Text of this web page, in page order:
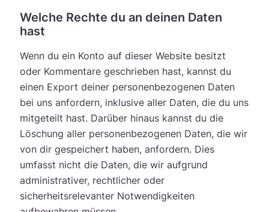
Welche Rechte du an deinen Daten
hast
Wenn du ein Konto auf dieser Website besitzt
oder Kommentare geschrieben hast, kannst du
einen Export deiner personenbezogenen Daten
bei uns anfordern, inklusive aller Daten, die du uns
mitgeteilt hast. Darüber hinaus kannst du die
Löschung aller personenbezogenen Daten, die wir
von dir gespeichert haben, anfordern. Dies
umfasst nicht die Daten, die wir aufgrund
administrativer, rechtlicher oder
sicherheitsrelevanter Notwendigkeiten